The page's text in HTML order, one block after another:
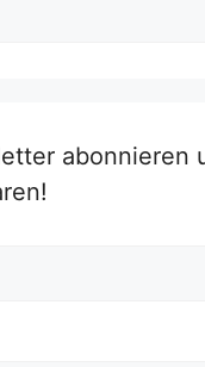
abonnieren